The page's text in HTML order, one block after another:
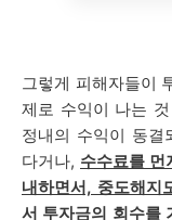
그렇게 피해자들이
제로 수익이 나는
정내의 수익이 동결
다거나, 수수료를 먼
내하면서, 중도해지
서 투자금의 회수를